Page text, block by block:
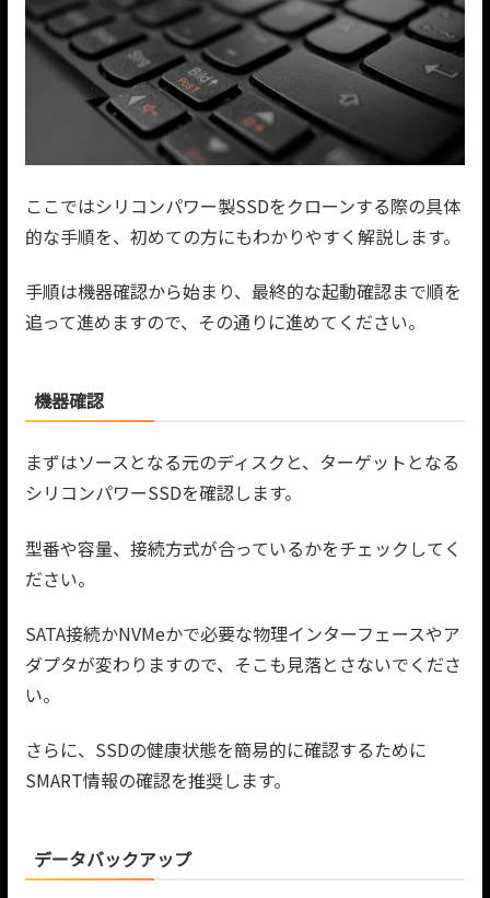
ここではシリコンパワー製SSDをクローンする際の具体
的な手順を、初めての方にもわかりやすく解説します。
手順は機器確認から始まり、最終的な起動確認まで順を
追って進めますので、その通りに進めてください。
機器確認
まずはソースとなる元のディスクと、ターゲットとなる
シリコンパワーSSDを確認します。
型番や容量、接続方式が合っているかをチェックしてく
ださい。
SATA接続かNVMeかで必要な物理インターフェースやア
ダプタが変わりますので、そこも見落とさないでくださ
い。
さらに、SSDの健康状態を簡易的に確認するために
SMART情報の確認を推奨します。
データバックアップ